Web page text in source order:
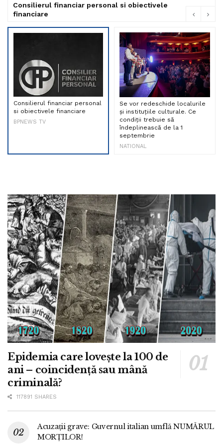
Consilierul financiar personal si obiectivele
financiare
Consilierul financiar personal
si obiectivele financiare
BPNEWS TV
Se vor redeschide localurile
și instituțiile culturale. Ce
condiții trebuie să
îndeplinească de la 1
septembrie
NATIONAL
Epidemia care lovește la 100 de
ani – coincidență sau mână
criminală?
117891 SHARES
Acuzații grave: Guvernul italian umflă NUMĂRUL
MORȚILOR!